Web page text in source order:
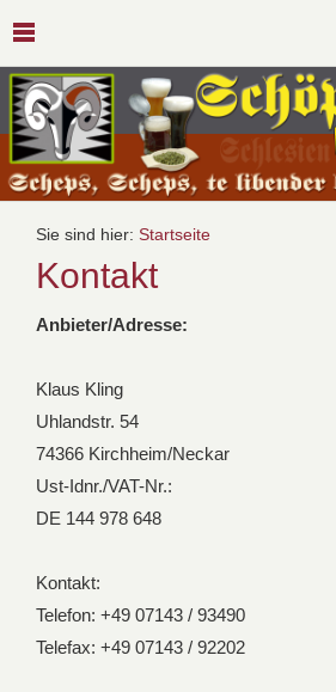
Sie sind hier: Startseite
Kontakt
Anbieter/Adresse:
Klaus Kling
Uhlandstr. 54
74366 Kirchheim/Neckar
Ust-Idnr./VAT-Nr.:
DE 144 978 648
Kontakt:
Telefon: +49 07143 / 93490
Telefax: +49 07143 / 92202